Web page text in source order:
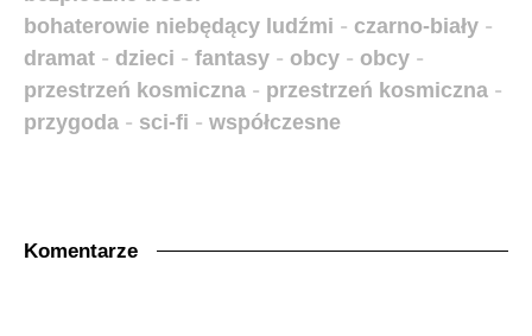
bohaterowie niebędący ludźmi - czarno-biały -
dramat - dzieci - fantasy - obcy - obcy -
przestrzeń kosmiczna - przestrzeń kosmiczna -
przygoda - sci-fi - współczesne
Komentarze